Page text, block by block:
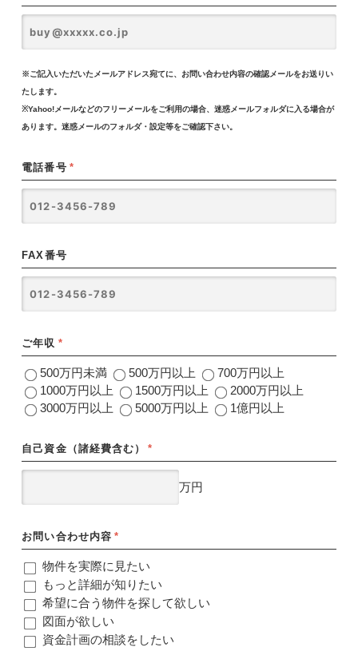
※ご記入いただいたメールアドレス宛てに、お問い合わせ内容の確認メールをお送りい
たします。
※Yahoo!メールなどのフリーメールをご利用の場合、迷惑メールフォルダに入る場合が
あります。迷惑メールのフォルダ・設定等をご確認下さい。
電話番号 *
FAX番号
ご年収 *
500万円未満 500万円以上
700万円以上
1000万円以上
1500万円以上
2000万円以上
3000万円以上
5000万円以上 1億円以上
自己資金（諸経費含む） *
万円
お問い合わせ内容 *
物件を実際に見たい
もっと詳細が知りたい
希望に合う物件を探して欲しい
図面が欲しい
資金計画の相談をしたい